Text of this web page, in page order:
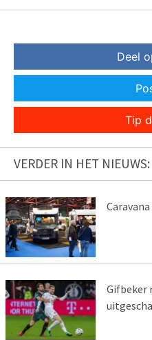
Deel
Tip
VERDER IN HET NIEUWS:
Gifbeker